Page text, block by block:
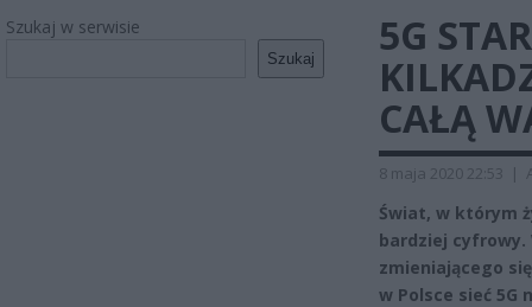
Szukaj w serwisie
Szukaj
5G
CAŁĄ
8 maja 2020 22:53 |
Świat, w którym
bardziej
zmieniającego
w Polsce sieć 5G